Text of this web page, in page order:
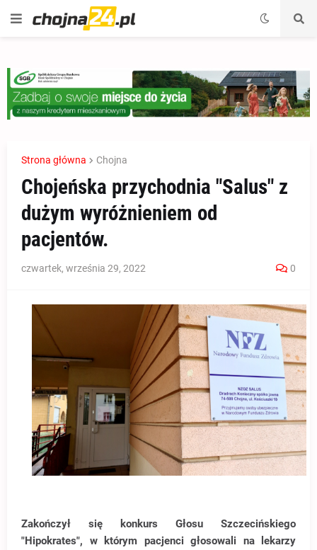
Strona główna Chojna
Chojeńska przychodnia "Salus" z
dużym wyróżnieniem od
pacjentów.
czwartek, września 29, 2022 0
Zakończył się konkurs Głosu Szczecińskiego
"Hipokrates", w którym pacjenci głosowali na lekarzy